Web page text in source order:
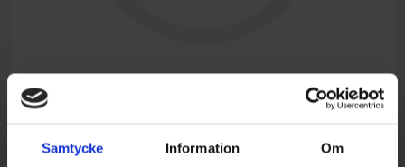
Samtycke Information Om
CLAMP ASSY